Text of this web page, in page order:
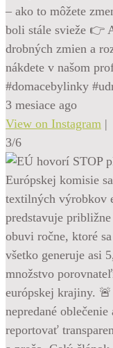
– ako to môžete
boli stále svieže 👉
drobných zmien a
nákdete v našom
#domacebylinky
3 mesiace ago
View on Instagram |
3/6